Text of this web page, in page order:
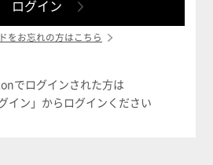
をお忘れの方はこちら
でログインされた方は
イン」からログインください